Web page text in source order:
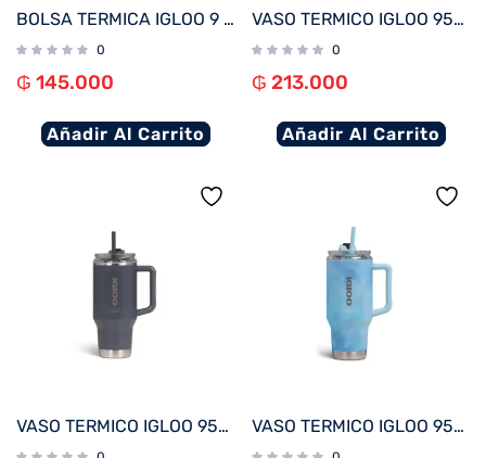
BOLSA TERMICA IGLOO 9 LATAS GRIPPER 9 LILA 63153
0
₲ 145.000
Añadir Al Carrito
VASO TERMICO IGLOO 950ML ICE DYE VERDE C/PAJITA 71311
0
₲ 213.000
Añadir Al Carrito
VASO TERMICO IGLOO 950ML CARBONITE C/PAJITA 71222 VASO TERMICO IGLOO 950ML ICE DYE AZUL C/PAJITA 71309